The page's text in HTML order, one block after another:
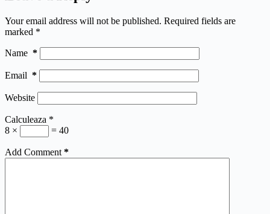
Your email address will not be published. Required fields are
marked *
Name *
Email *
Website
Calculeaza *
8 ×
= 40
Add Comment *